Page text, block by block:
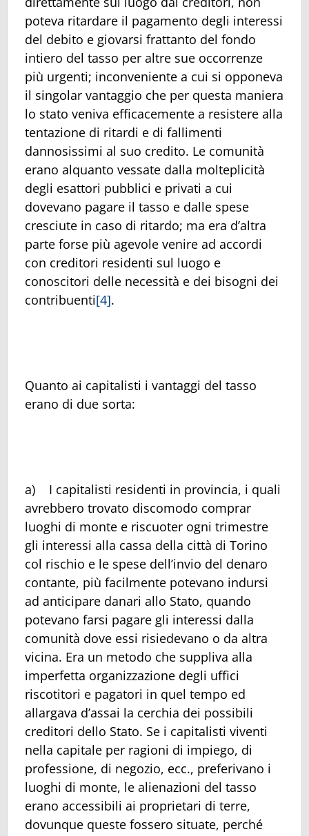
poteva ritardare il pagamento degli interessi
del debito e giovarsi frattanto del fondo
intiero del tasso per altre sue occorrenze
più urgenti; inconveniente a cui si opponeva
il singolar vantaggio che per questa maniera
lo stato veniva efficacemente a resistere alla
tentazione di ritardi e di fallimenti
dannosissimi al suo credito. Le comunità
erano alquanto vessate dalla molteplicità
degli esattori pubblici e privati a cui
dovevano pagare il tasso e dalle spese
cresciute in caso di ritardo; ma era d’altra
parte forse più agevole venire ad accordi
con creditori residenti sul luogo e
conoscitori delle necessità e dei bisogni dei
contribuenti[4].
Quanto ai capitalisti i vantaggi del tasso
erano di due sorta:
a) I capitalisti residenti in provincia, i quali
avrebbero trovato discomodo comprar
luoghi di monte e riscuoter ogni trimestre
gli interessi alla cassa della città di Torino
col rischio e le spese dell’invio del denaro
contante, più facilmente potevano indursi
ad anticipare danari allo Stato, quando
potevano farsi pagare gli interessi dalla
comunità dove essi risiedevano o da altra
vicina. Era un metodo che suppliva alla
imperfetta organizzazione degli uffici
riscotitori e pagatori in quel tempo ed
allargava d’assai la cerchia dei possibili
creditori dello Stato. Se i capitalisti viventi
nella capitale per ragioni di impiego, di
professione, di negozio, ecc., preferivano i
luoghi di monte, le alienazioni del tasso
erano accessibili ai proprietari di terre,
dovunque queste fossero situate, perché